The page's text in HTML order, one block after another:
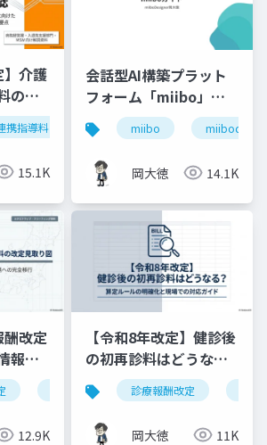
】介護
の再
指導
件整
携指導料 令和8年度診療報酬改定
15.1K
会話型AI構築プラット
フォーム「miibo」ガ
イド
miibo
岡大徳 14.1K
改定
報提
で
連携強化診療情報提供料 令和8年度
12.9K
【令和8年改定】健診後
の初再診料はどうな
る？算定ルールの明確
化と現場での対応ガイ
ド
診療報酬改定
岡大徳 11K